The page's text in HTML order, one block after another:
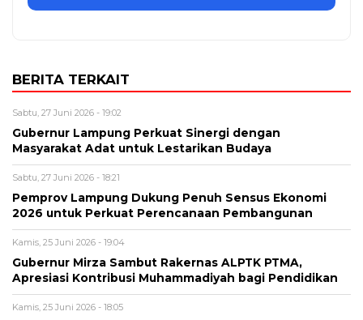
BERITA TERKAIT
Sabtu, 27 Juni 2026 - 19:02
Gubernur Lampung Perkuat Sinergi dengan
Masyarakat Adat untuk Lestarikan Budaya
Sabtu, 27 Juni 2026 - 18:21
Pemprov Lampung Dukung Penuh Sensus Ekonomi
2026 untuk Perkuat Perencanaan Pembangunan
Kamis, 25 Juni 2026 - 19:04
Gubernur Mirza Sambut Rakernas ALPTK PTMA,
Apresiasi Kontribusi Muhammadiyah bagi Pendidikan
Kamis, 25 Juni 2026 - 18:05